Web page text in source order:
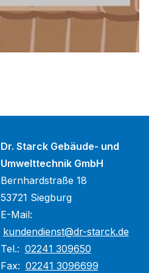
Dr. Starck Gebäude- und
Umwelttechnik GmbH
Bernhardstraße 18
53721 Siegburg
E-Mail:
kundendienst@dr-starck.de
Tel.: 02241 309650
Fax: 02241 3096699